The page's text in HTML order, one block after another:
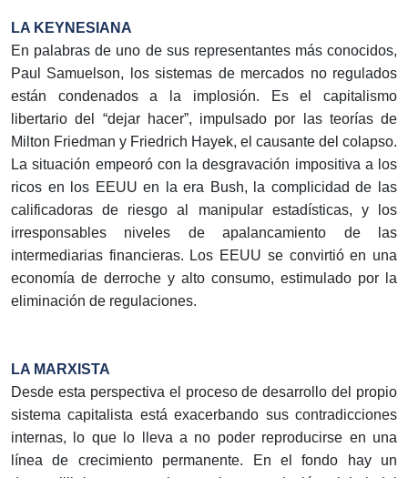
LA KEYNESIANA
En palabras de uno de sus representantes más conocidos,
Paul Samuelson, los sistemas de mercados no regulados
están condenados a la implosión. Es el capitalismo
libertario del “dejar hacer”, impulsado por las teorías de
Milton Friedman y Friedrich Hayek, el causante del colapso.
La situación empeoró con la desgravación impositiva a los
ricos en los EEUU en la era Bush, la complicidad de las
calificadoras de riesgo al manipular estadísticas, y los
irresponsables niveles de apalancamiento de las
intermediarias financieras. Los EEUU se convirtió en una
economía de derroche y alto consumo, estimulado por la
eliminación de regulaciones.
LA MARXISTA
Desde esta perspectiva el proceso de desarrollo del propio
sistema capitalista está exacerbando sus contradicciones
internas, lo que lo lleva a no poder reproducirse en una
línea de crecimiento permanente. En el fondo hay un